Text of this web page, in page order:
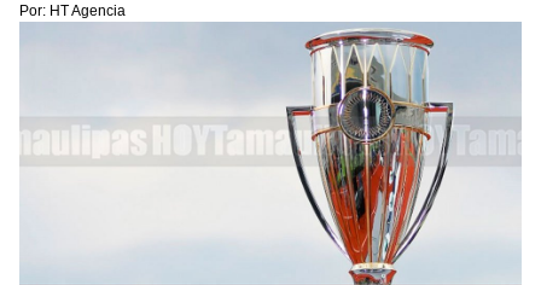
Por: HT Agencia